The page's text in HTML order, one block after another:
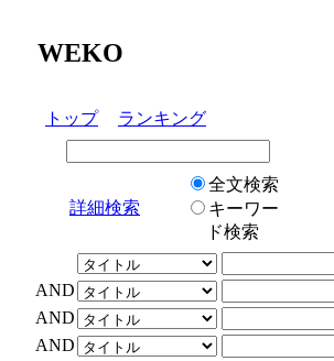
WEKO
トップ ランキング
詳細検索
全文検索
キーワー
ド検索
AND
AND
AND